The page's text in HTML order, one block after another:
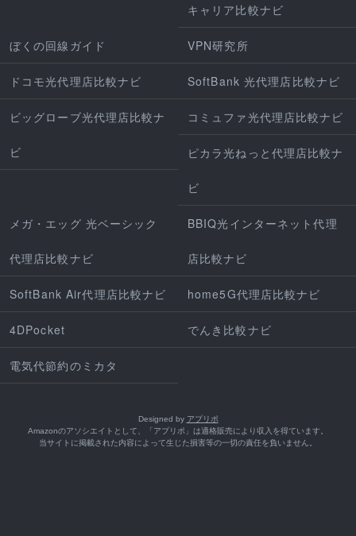
キャリア比較ナビ
ぼくの回線ガイド VPN研究所
ドコモ光代理店比較ナビ SoftBank 光代理店比較ナビ
ビッグローブ光代理店比較ナ
ビ
コミュファ光代理店比較ナビ
ピカラ光ねっと代理店比較ナ
ビ
メガ・エッグ 光ベーシック
代理店比較ナビ
BBIQ光インターネット代理
店比較ナビ
SoftBank Air代理店比較ナビ home5G代理店比較ナビ
4DPocket でんき比較ナビ
電気代節約のミカタ
Designed by アプリポ
Amazonのアソシエイトとして、「アプリポ」は適格販売により収入を得ています。
当サイトに掲載された内容によって生じた損害等の一切の責任を負いません。